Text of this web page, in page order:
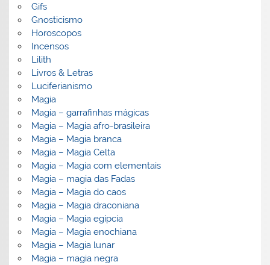
Gifs
Gnosticismo
Horoscopos
Incensos
Lilith
Livros & Letras
Luciferianismo
Magia
Magia – garrafinhas mágicas
Magia – Magia afro-brasileira
Magia – Magia branca
Magia – Magia Celta
Magia – Magia com elementais
Magia – magia das Fadas
Magia – Magia do caos
Magia – Magia draconiana
Magia – Magia egípcia
Magia – Magia enochiana
Magia – Magia lunar
Magia – magia negra